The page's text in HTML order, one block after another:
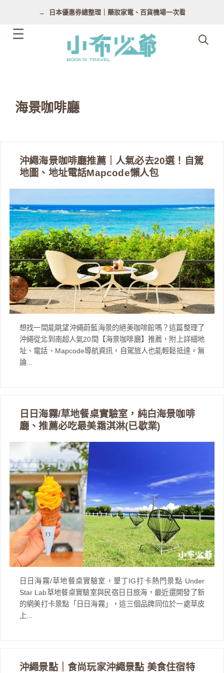
日本優惠券總整理｜藥妝家電、百貨機場一次看
海景咖啡廳
沖繩海景咖啡廳推薦｜人氣必去20選！自駕
地圖、地址電話Mapcode懶人包
想找一間能眺望沖繩蔚藍海景的絕美咖啡館嗎？這篇整理了
沖繩從北到南超人氣20間【海景咖啡廳】推薦，附上詳細地
址、電話、Mapcode導航資訊，自駕旅人也能輕鬆抵達。無
論...
日日海霧/草地餐桌實驗室，純白海景咖啡
廳、推薦必吃最美霜淇淋(已歇業)
日日海霧/草地餐桌實驗室，墾丁IG打卡熱門景點 Under
Star Lab草地餐桌實驗室與民宿日日旅海，最近還開發了新
的網美打卡景點「日日海霧」，這三個品牌同位於一處草皮
上...
沖繩景點｜食尚玩家沖繩景點 美食住宿特